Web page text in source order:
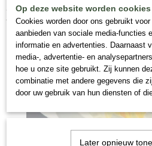
Home >Waterlelies>Nymphaea
Op deze website worden
Cookies worden door ons gebruikt
aanbieden van sociale media-functies
informatie en advertenties. Daarnaast
media-, advertentie- en
hoe u onze site gebruikt. Zij kunnen
combinatie met andere gegevens die
door uw gebruik van hun diensten of
Later opnieuw